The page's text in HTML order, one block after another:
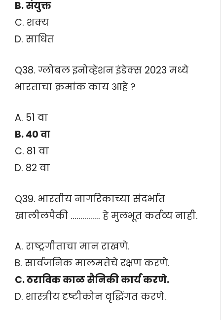
B. संयुक्त
C. शक्य
D. साधित
Q38. ग्लोबल इनोव्हेशन इंडेक्स 2023 मध्ये
भारताचा क्रमांक काय आहे ?
A. 51 वा
B. 40 वा
C. 81 वा
D. 82 वा
Q39. भारतीय नागरिकाच्या संदर्भात
खालीलपैकी …………… हे मुलभूत कर्तव्य नाही.
A. राष्ट्रगीताचा मान राखणे.
B. सार्वजनिक मालमत्तेचे रक्षण करणे.
C. ठराविक काळ सैनिकी कार्य करणे.
D. शास्त्रीय दृष्टीकोन वृद्धिंगत करणे.